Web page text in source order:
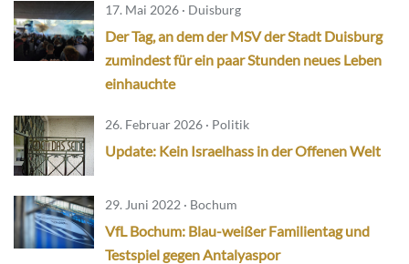
17. Mai 2026 · Duisburg
Der Tag, an dem der MSV der Stadt Duisburg
zumindest für ein paar Stunden neues Leben
einhauchte
26. Februar 2026 · Politik
Update: Kein Israelhass in der Offenen Welt
29. Juni 2022 · Bochum
VfL Bochum: Blau-weißer Familientag und
Testspiel gegen Antalyaspor